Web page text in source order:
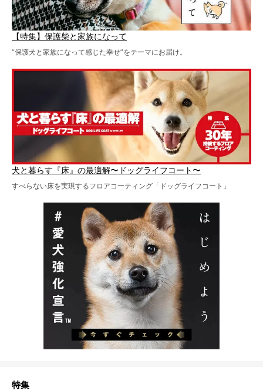
【特集】保護柴と家族になって
“保護犬と家族になって感じた幸せ”をテーマにお届け。
犬と暮らす『床』の最適解〜ドッグライフコート〜
すべらない床を実現するフロアコーティング「ドッグライフコート」
特集